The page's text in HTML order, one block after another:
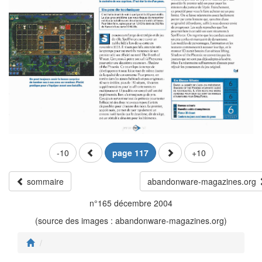
-10 page 117 +10
sommaire
abandonware-magazines.org
n°165 décembre 2004
(source des images : abandonware-magazines.org)